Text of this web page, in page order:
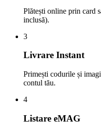
Plătești online prin card
inclusă).
3
Livrare Instant
Primești codurile și
contul tău.
4
Listare eMAG